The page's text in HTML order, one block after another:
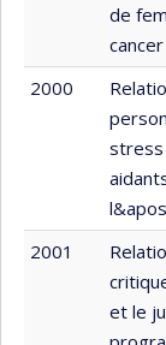
de
2000
stress
2001
et le